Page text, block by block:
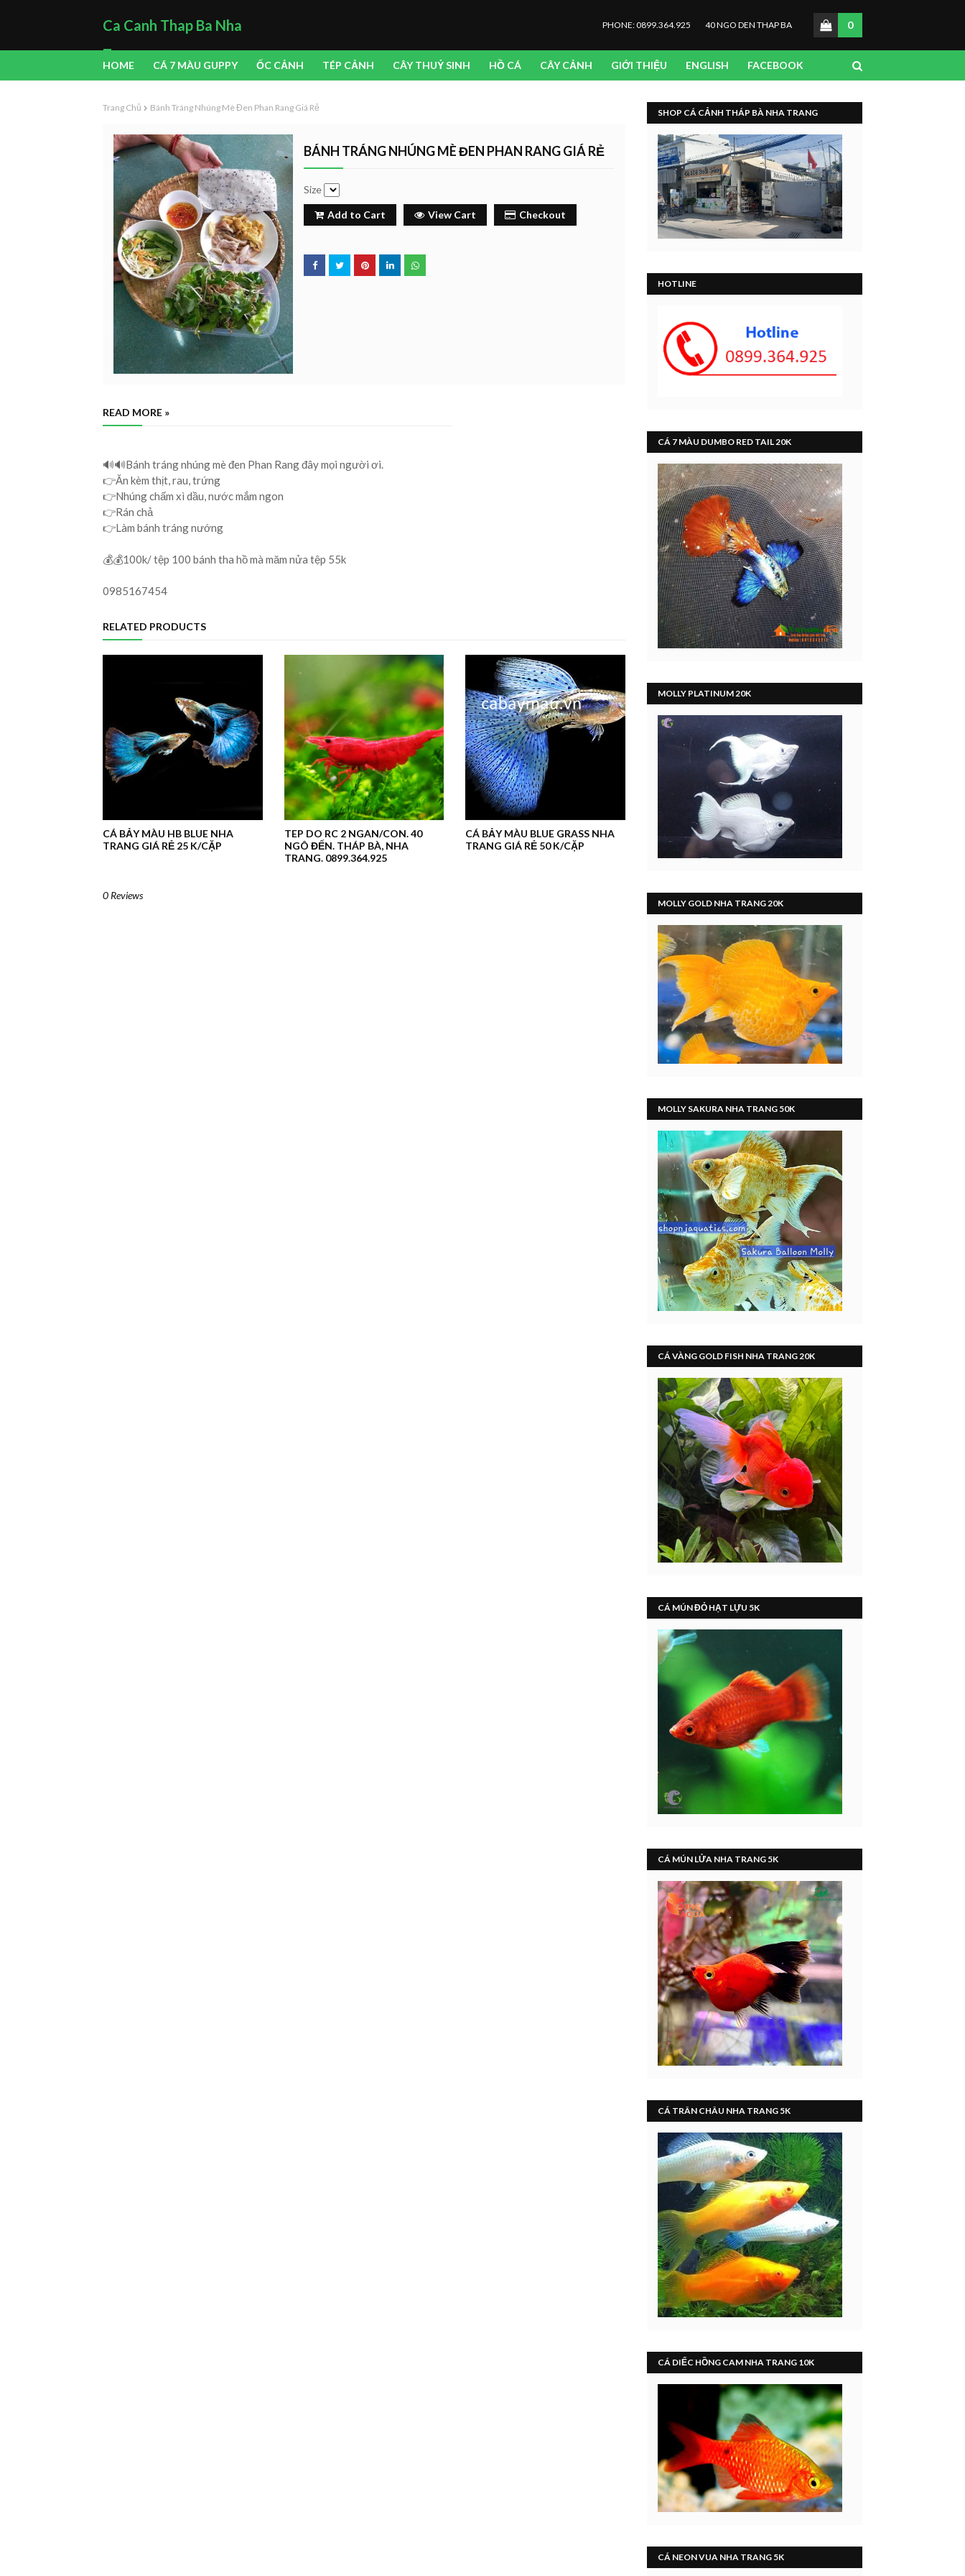
Ca Canh Thap Ba Nha
Trang
PHONE: 0899.364.925 40 NGO DEN THAP BA 0
HOME CÁ 7 MÀU GUPPY ỐC CẢNH TÉP CẢNH CÂY THUỶ SINH HỒ CÁ CÂY CẢNH GIỚI THIỆU ENGLISH FACEBOOK
Trang Chủ Bánh Tráng Nhúng Mè Đen Phan Rang Giá Rẻ
BÁNH TRÁNG NHÚNG MÈ ĐEN PHAN RANG GIÁ RẺ
Size
Add to Cart View Cart Checkout
READ MORE »
🔊🔊Bánh tráng nhúng mè đen Phan Rang đây mọi người ơi.
👉Ăn kèm thịt, rau, trứng
👉Nhúng chấm xì dầu, nước mắm ngon
👉Rán chả
👉Làm bánh tráng nướng
💰💰100k/ tệp 100 bánh tha hồ mà măm nửa tệp 55k
0985167454
RELATED PRODUCTS
CÁ BẢY MÀU HB BLUE NHA
TRANG GIÁ RẺ 25 K/CẶP
TEP DO RC 2 NGAN/CON. 40
NGÔ ĐẾN. THÁP BÀ, NHA
TRANG. 0899.364.925
CÁ BẢY MÀU BLUE GRASS NHA
TRANG GIÁ RẺ 50 K/CẶP
0 Reviews
SHOP CÁ CẢNH THÁP BÀ NHA TRANG
HOTLINE
CÁ 7 MÀU DUMBO RED TAIL 20K
MOLLY PLATINUM 20K
MOLLY GOLD NHA TRANG 20K
MOLLY SAKURA NHA TRANG 50K
CÁ VÀNG GOLD FISH NHA TRANG 20K
CÁ MÚN ĐỎ HẠT LỰU 5K
CÁ MÚN LỬA NHA TRANG 5K
CÁ TRÂN CHÂU NHA TRANG 5K
CÁ DIẾC HỒNG CAM NHA TRANG 10K
CÁ NEON VUA NHA TRANG 5K